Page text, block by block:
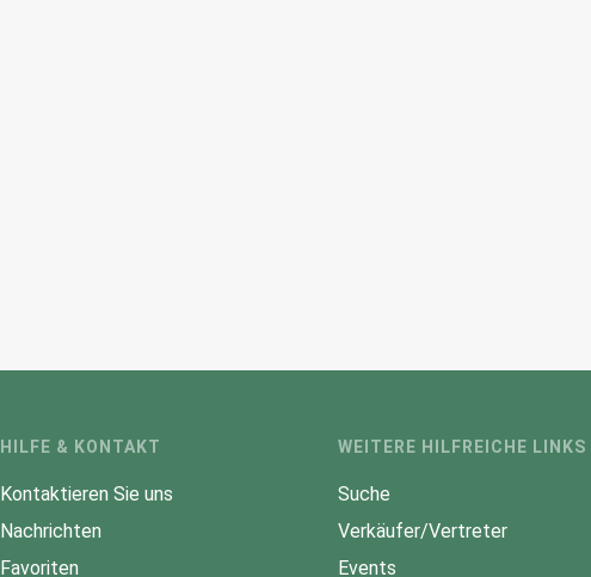
HILFE & KONTAKT
Kontaktieren Sie uns
Nachrichten
Favoriten
WEITERE HILFREICHE LINKS
Suche
Verkäufer/Vertreter
Events